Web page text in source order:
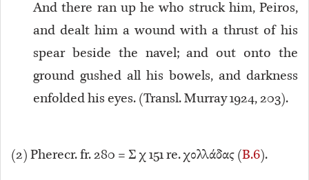
And there ran up he who struck him, Peiros,
and dealt him a wound with a thrust of his
spear beside the navel; and out onto the
ground gushed all his bowels, and darkness
enfolded his eyes. (Transl. Murray 1924, 203).
(2) Pherecr. fr. 280 = Σ χ 151 re. χολλάδας (B.6).